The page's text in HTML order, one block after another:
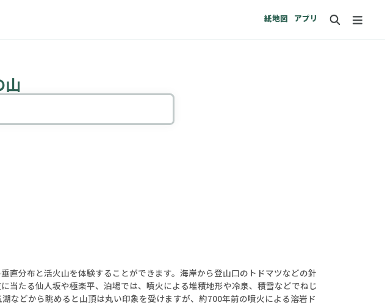
紙地図 アプリ
山
直分布と活火山を体験することができます。海岸から登山口のトドマツなどの針
当たる仙人坂や極楽平、泊場では、噴火による堆積地形や冷泉、積雪などでねじ
などから眺めると山頂は丸い印象を受けますが、約700年前の噴火による溶岩ド